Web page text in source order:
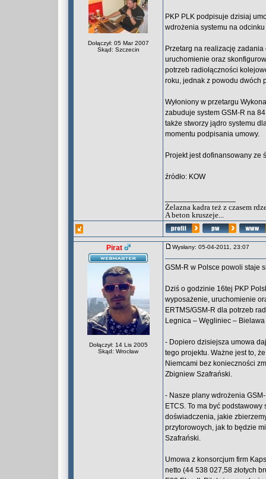
Dołączył: 05 Mar 2007
Skąd: Szczecin
PKP PLK podpisuje dzisiaj
wdrożenia systemu na
Przetarg na realizację
uruchomienie oraz
potrzeb radiołączności
roku, jednak z powodu dwóch
Wyłoniony w przetargu
zabuduje system GSM-R na
także stworzy jądro systemu
momentu podpisania umowy.
Projekt jest dofinansowany ze
źródło: KOW
Żelazna kadra też z czasem
A beton kruszeje...
Pirat
Dołączył: 14 Lis 2005
Skąd: Wrocław
Wysłany: 05-04-2011, 23:07
GSM-R w Polsce powoli staje
Dziś o godzinie 16tej PKP
wyposażenie, uruchomienie
ERTMS/GSM-R dla potrzeb
Legnica – Węgliniec –
- Dopiero dzisiejsza umowa
tego projektu. Ważne jest to,
Niemcami bez konieczności
Zbigniew Szafrański.
- Nasze plany wdrożenia
ETCS. To ma być
doświadczenia, jakie
przytorowoych, jak to będzie
Szafrański.
Umowa z konsorcjum firm
netto (44 538 027,58 złotych